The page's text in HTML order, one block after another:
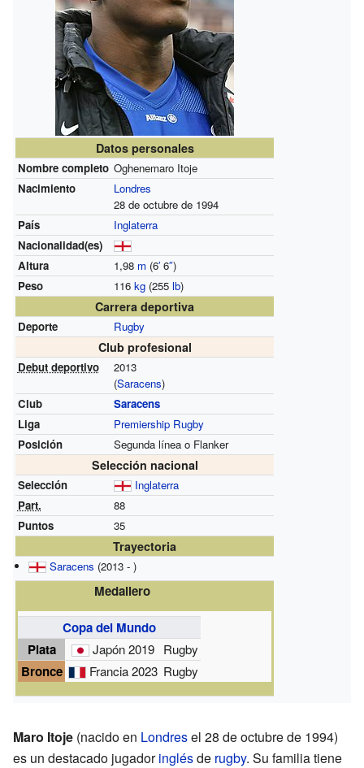
Datos personales
Nombre completo Oghenemaro Itoje
Nacimiento
Londres
28 de octubre de 1994
País
Inglaterra
Nacionalidad(es)
Altura
1,98 m (6′6″)
Peso
116 kg(255 lb)
Carrera deportiva
Deporte Rugby
Club profesional
Debut deportivo
2013
(Saracens)
Club
Saracens
Liga
Premiership Rugby
Posición
Segunda línea o Flanker
Selección nacional
Selección
Inglaterra
Part.
88
Puntos
35
Trayectoria
Saracens (2013 - )
Medallero
Copa del Mundo
Plata
Japón 2019 Rugby
Bronce Francia 2023 Rugby
Maro Itoje (nacido en Londresel 28 de octubre de 1994)
es un destacado jugadoringlésde rugby. Su familia tiene